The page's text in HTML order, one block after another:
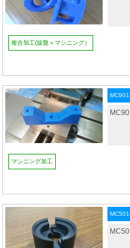
複合加工(旋盤＋マシニング）
MC901
マシニング加工